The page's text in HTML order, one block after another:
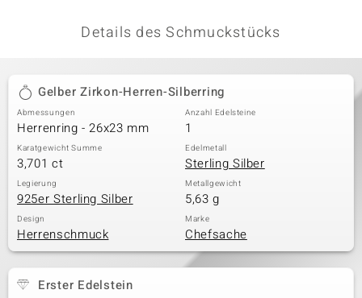
Classics
Details des Schmuckstücks
Gelber Zirkon-Herren-Silberring
Abmessungen
Herrenring - 26x23 mm
Anzahl Edelsteine
1
Karatgewicht Summe
3,701 ct
Edelmetall
Sterling Silber
Legierung
925er Sterling Silber
Metallgewicht
5,63 g
Design
Herrenschmuck
Marke
Chefsache
Erster Edelstein